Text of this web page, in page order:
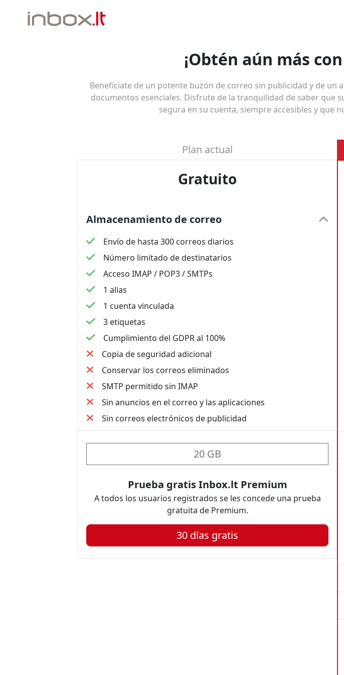
¡Obtén aún más
Benefíciate de un potente buzón de correo sin publicidad y de
documentos esenciales. Disfrute de la tranquilidad de saber que
segura en su cuenta, siempre accesibles y que
Plan actual
Gratuito
Almacenamiento de correo
Envío de hasta 300 correos diarios
Número limitado de destinatarios
Acceso IMAP / POP3 / SMTPs
1 alias
1 cuenta vinculada
3 etiquetas
Cumplimiento del GDPR al 100%
Copia de seguridad adicional
Conservar los correos eliminados
SMTP permitido sin IMAP
Sin anuncios en el correo y las aplicaciones
Sin correos electrónicos de publicidad
20 GB
Prueba gratis Inbox.lt Premium
A todos los usuarios registrados se les concede una prueba
gratuita de Premium.
30 días gratis